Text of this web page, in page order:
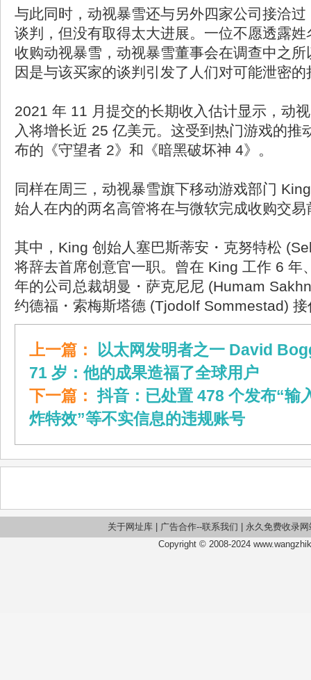
与此同时，动视暴雪还与另外四家公司接洽
谈判，但没有取得太大进展。一位不愿透露
收购动视暴雪，动视暴雪董事会在调查中之
因是与该买家的谈判引发了人们对可能泄密的
2021 年 11 月提交的长期收入估计显示，动
入将增长近 25 亿美元。这受到热门游戏的推
布的《守望者 2》和《暗黑破坏神 4》。
同样在周三，动视暴雪旗下移动游戏部门
始人在内的两名高管将在与微软完成收购交易
其中，King 创始人塞巴斯蒂安・克努特松
将辞去首席创意官一职。曾在 King 工作 6 年
年的公司总裁胡曼・萨克尼尼 (Humam
约德福・索梅斯塔德 (Tjodolf Sommestad) 接
上一篇：
以太网发明者之一 David
71 岁：他的成果造福了全球用户
下一篇：抖音：已处置 478 个发布“输
炸特效”等不实信息的违规账号
关于网址库| 广告合作--联系我们
永久免费收录网
Copyright © 2008-2024